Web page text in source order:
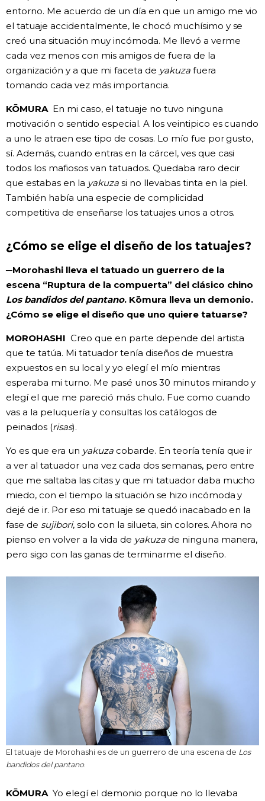
entorno. Me acuerdo de un día en que un amigo me vio
el tatuaje accidentalmente, le chocó muchísimo y se
creó una situación muy incómoda. Me llevó a verme
cada vez menos con mis amigos de fuera de la
organización y a que mi faceta de yakuzafuera
tomando cada vez más importancia.
KŌMURA En mi caso, el tatuaje no tuvo ninguna
motivación o sentido especial. A los veintipico es cuando
a uno le atraen ese tipo de cosas. Lo mío fue por gusto,
sí. Además, cuando entras en la cárcel, ves que casi
todos los mafiosos van tatuados. Quedaba raro decir
que estabas en la yakuzasi no llevabas tinta en la piel.
También había una especie de complicidad
competitiva de enseñarse los tatuajes unos a otros.
¿Cómo se elige el diseño de los tatuajes?
─Morohashi lleva el tatuado un guerrero de la
escena “Ruptura de la compuerta” del clásico chino
Los bandidos del pantano. Kōmura lleva un demonio.
¿Cómo se elige el diseño que uno quiere tatuarse?
MOROHASHI Creo que en parte depende del artista
que te tatúa. Mi tatuador tenía diseños de muestra
expuestos en su local y yo elegí el mío mientras
esperaba mi turno. Me pasé unos 30 minutos mirando y
elegí el que me pareció más chulo. Fue como cuando
vas a la peluquería y consultas los catálogos de
peinados (risas).
Yo es que era un yakuzacobarde. En teoría tenía que ir
a ver al tatuador una vez cada dos semanas, pero entre
que me saltaba las citas y que mi tatuador daba mucho
miedo, con el tiempo la situación se hizo incómoda y
dejé de ir. Por eso mi tatuaje se quedó inacabado en la
fase de sujibori, solo con la silueta, sin colores. Ahora no
pienso en volver a la vida de yakuzade ninguna manera,
pero sigo con las ganas de terminarme el diseño.
El tatuaje de Morohashi es de un guerrero de una escena de Los
bandidos del pantano.
KŌMURA Yo elegí el demonio porque no lo llevaba